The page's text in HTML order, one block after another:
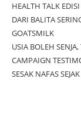
HEALTH TALK
DARI BALITA
GOATSMILK
USIA BOLEH
CAMPAIGN
SESAK NAFAS